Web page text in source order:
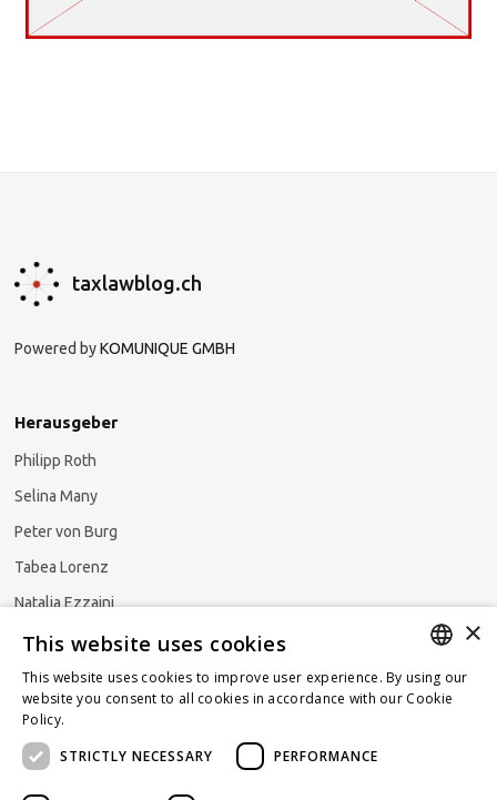
taxlawblog.ch
Powered byKOMUNIQUE GMBH
Herausgeber
Philipp Roth
Selina Many
Peter von Burg
Tabea Lorenz
Natalja Ezzaini
Newsletter abonnieren
GERMAN
×
This website uses cookies
This website uses cookies to improve user experience. By using our
website you consent to all cookies in accordance with our Cookie
Policy.
STRICTLY NECESSARY
PERFORMANCE